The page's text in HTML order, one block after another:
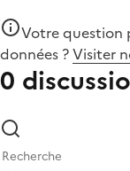
Votre question
données ?Visiter
0